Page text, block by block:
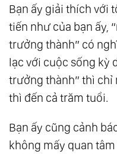
Bạn ấy giải thích với
tiến như của bạn ấy,
trưởng thành” có
lạc với cuộc sống kỳ
trưởng thành” thì chỉ
thì đến cả trăm tuổi.
Bạn ấy cũng cảnh
không mấy quan